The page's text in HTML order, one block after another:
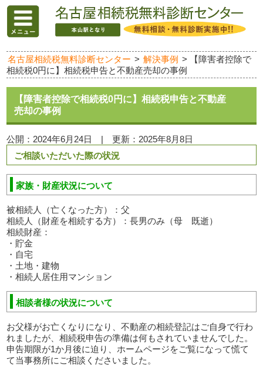
名古屋相続税無料診断センター > 解決事例 >
【障害者控除で
相続税0円に】相続税申告と不動産売却の事例
【障害者控除で相続税0円に】相続税申告と不動産
売却の事例
公開：2024年6月24日 |更新：2025年8月8日
ご相談いただいた際の状況
家族・財産状況について
被相続人（亡くなった方）：父
相続人（財産を相続する方）：長男のみ（母 既逝）
相続財産：
・貯金
・自宅
・土地・建物
・相続人居住用マンション
相談者様の状況について
お父様がお亡くなりになり、不動産の相続登記はご自身で行わ
れましたが、相続税申告の準備は何もされていませんでした。
申告期限が1か月後に迫り、ホームページをご覧になって慌て
て当事務所にご相談くださいました。